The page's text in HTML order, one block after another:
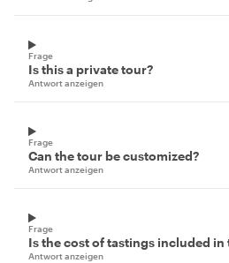
Frage
Is this a private tour?
Antwort anzeigen
Frage
Can the tour be customized?
Antwort anzeigen
Frage
Is the cost of tastings included in
Antwort anzeigen